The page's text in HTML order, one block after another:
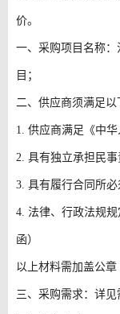
价。
一、采购项目名称
目；
二、供应商须满足以
1. 供应商满足《中
2. 具有独立承担民
3. 具有履行合同所必
4. 法律、行政法规
函）
以上材料需加盖公章
三、采购需求：详见